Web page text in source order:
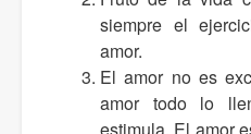
siempre el
amor.
El amor no es
amor todo lo